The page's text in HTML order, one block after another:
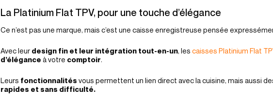
La Platinium Flat TPV, pour une touche d’élégance
Ce n’est pas une marque, mais c’est une caisse enregistreuse pensée
Avec leur design fin et leur intégration tout-en-un, les caisses Platinium Flat
d’élégance à votre comptoir.
Leurs fonctionnalités vous permettent un lien direct avec la cuisine, mais aussi
rapides et sans difficulté.